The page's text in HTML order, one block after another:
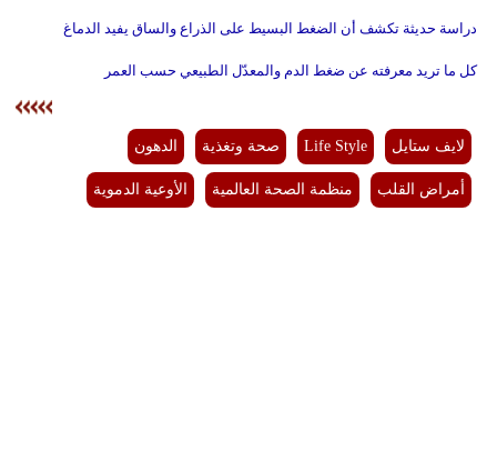
دراسة حديثة تكشف أن الضغط البسيط على الذراع والساق يفيد الدماغ
كل ما تريد معرفته عن ضغط الدم والمعدّل الطبيعي حسب العمر
لايف ستايل Life Style صحة وتغذية الدهون
أمراض القلب منظمة الصحة العالمية الأوعية الدموية